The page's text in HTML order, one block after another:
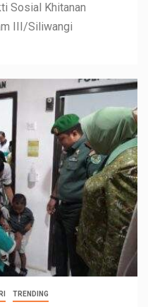
Sosial Khitanan
III/Siliwangi
TRENDING